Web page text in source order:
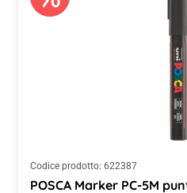
Codice prodotto: 622387
POSCA Marker PC-5M